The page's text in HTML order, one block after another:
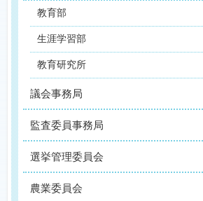
教育部
生涯学習部
教育研究所
議会事務局
監査委員事務局
選挙管理委員会
農業委員会